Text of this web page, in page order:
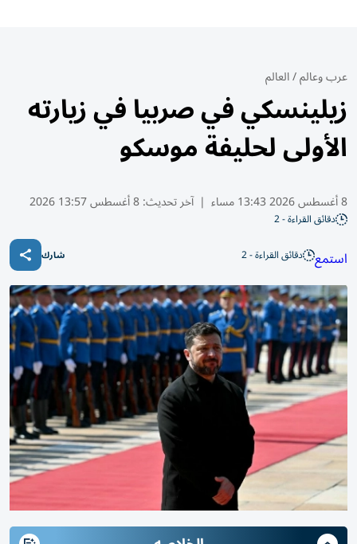
عرب وعالم/العالم
زيلينسكي في صربيا في زيارته
الأولى لحليفة موسكو
8 أغسطس 2026 13:43 مساء | آخر تحديث:8 أغسطس 13:57 2026
دقائق القراءة - 2
استمع دقائق القراءة - 2 شارك